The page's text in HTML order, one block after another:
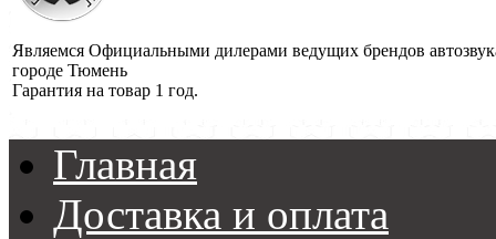
Являемся Официальными дилерами ведущих брендов
городе Тюмень
Гарантия на товар 1 год.
Главная
Доставка и оплата